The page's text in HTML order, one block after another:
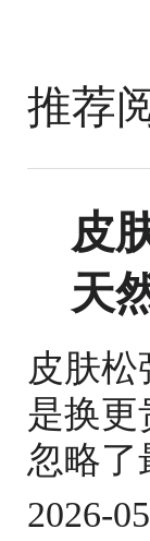
推荐
皮
天
皮肤
是换更
忽略了
2026-